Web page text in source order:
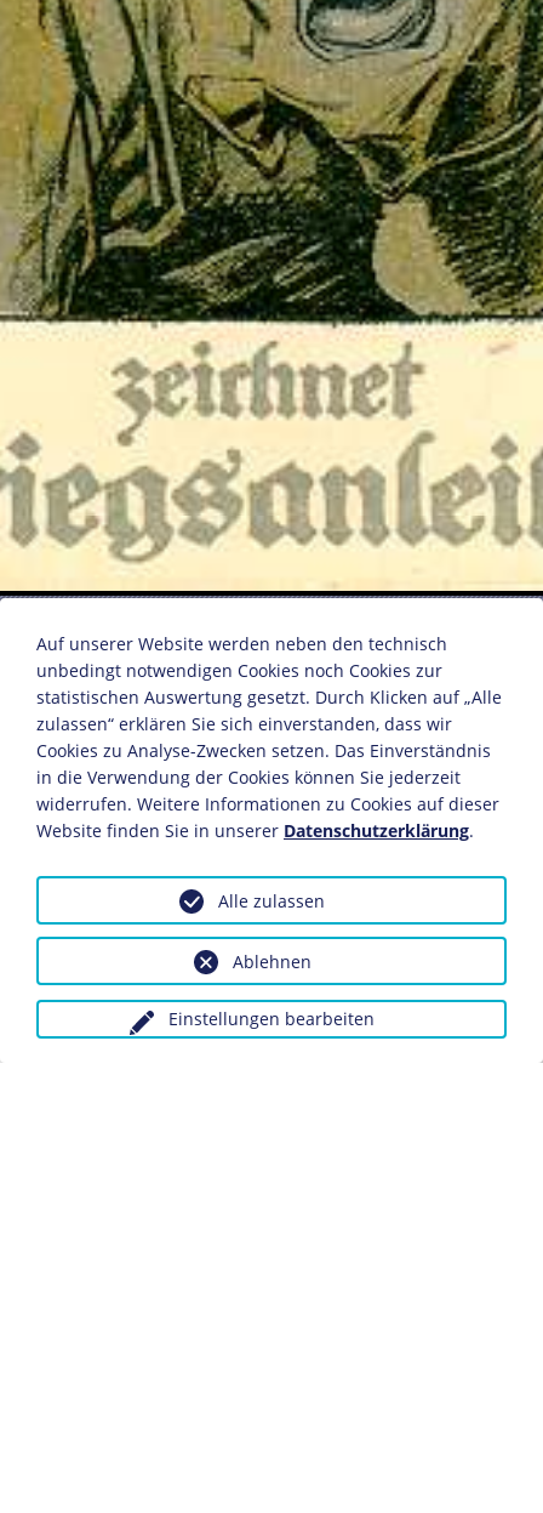
"Helft uns siegen! zeichnet Kriegsanleihe"
Fritz Erler
Druck: Selmar Beyer, Berlin
Deutsches Reich, 1916
14 x 8,9 cm
Inv.-Nr.: Do 53/438.2
Dieses Objekt ist eingebunden in folgende LeMO-Seite:
Stahlhelm 1935
Auf unserer Website werden neben den technisch
unbedingt notwendigen Cookies noch Cookies zur
statistischen Auswertung gesetzt. Durch Klicken auf „Alle
zulassen“ erklären Sie sich einverstanden, dass wir
Cookies zu Analyse-Zwecken setzen. Das Einverständnis
in die Verwendung der Cookies können Sie jederzeit
widerrufen. Weitere Informationen zu Cookies auf dieser
Website finden Sie in unserer Datenschutzerklärung.
Einstellungen bearbeiten
Ablehnen
Alle zulassen